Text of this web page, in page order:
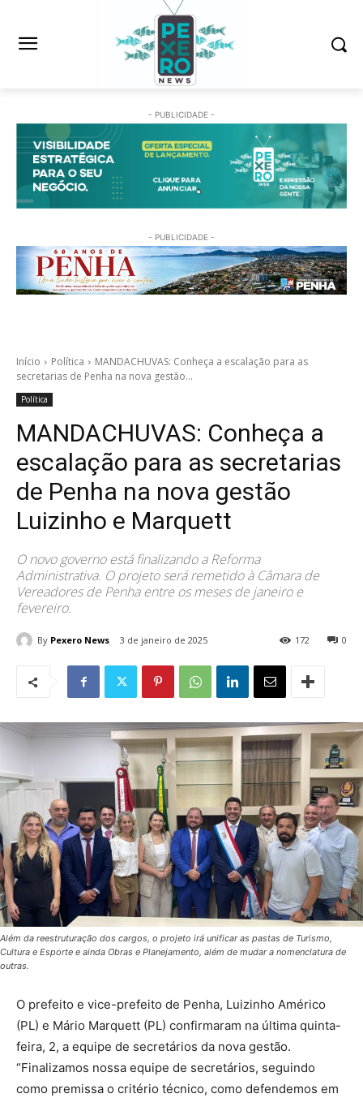
- PUBLICIDADE -
- PUBLICIDADE -
Início Política
MANDACHUVAS: Conheça a escalação para as
secretarias de Penha na nova gestão...
Política
MANDACHUVAS: Conheça a
escalação para as secretarias
de Penha na nova gestão
Luizinho e Marquett
O novo governo está finalizando a Reforma
Administrativa. O projeto será remetido à Câmara de
Vereadores de Penha entre os meses de janeiro e
fevereiro.
By Pexero News 3 de janeiro de 2025 0
172
Além da reestruturação dos cargos, o projeto irá unificar as pastas de Turismo,
Cultura e Esporte e ainda Obras e Planejamento, além de mudar a nomenclatura de
outras.
O prefeito e vice-prefeito de Penha, Luizinho Américo
(PL) e Mário Marquett (PL) confirmaram na última quinta-
feira, 2, a equipe de secretários da nova gestão.
“Finalizamos nossa equipe de secretários, seguindo
como premissa o critério técnico, como defendemos em